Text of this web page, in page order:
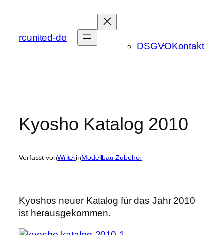
springen
rcunited-de
DSGVOKontakt
Kyosho Katalog 2010
Verfasst vonWriterinModellbau Zubehör
Kyoshos neuer Katalog für das Jahr 2010
ist herausgekommen.